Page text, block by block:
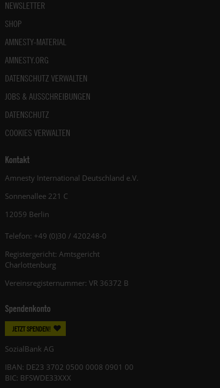
NEWSLETTER
SHOP
AMNESTY-MATERIAL
AMNESTY.ORG
DATENSCHUTZ VERWALTEN
JOBS & AUSSCHREIBUNGEN
DATENSCHUTZ
COOKIES VERWALTEN
Kontakt
Amnesty International Deutschland e.V.
Sonnenallee 221 C
12059 Berlin
Telefon: +49 (0)30 / 420248-0
Registergericht: Amtsgericht
Charlottenburg
Vereinsregisternummer: VR 36372 B
Spendenkonto
JETZT SPENDEN!
SozialBank AG
IBAN: DE23 3702 0500 0008 0901 00
BIC: BFSWDE33XXX